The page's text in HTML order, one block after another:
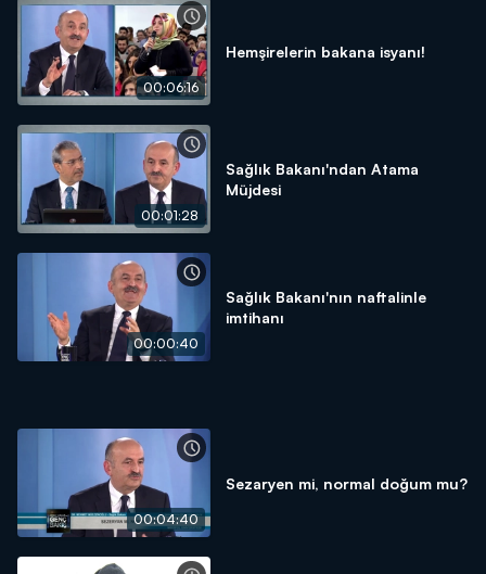
00:06:16
Hemşirelerin bakana isyanı!
00:01:28
Sağlık Bakanı'ndan Atama
Müjdesi
00:00:40
Sağlık Bakanı'nın naftalinle
imtihanı
00:04:40
Sezaryen mi, normal doğum mu?